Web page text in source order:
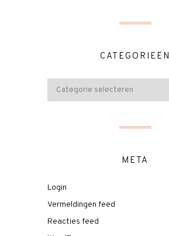
CATEGORIEËN
META
Login
Vermeldingen feed
Reacties feed